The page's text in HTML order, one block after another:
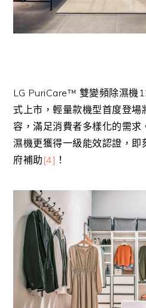
LG PuriCare™ 雙變頻除濕機
式上市，輕量款機型首度登場
容，滿足消費者多樣化的需
濕機更獲得一級能效認證，
府補助 [4] ！